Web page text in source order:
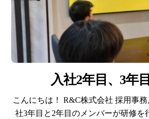
入社2年目、3年
こんにちは！ R&C株式会社 採用事
社3年目と2年目のメンバーが研修を